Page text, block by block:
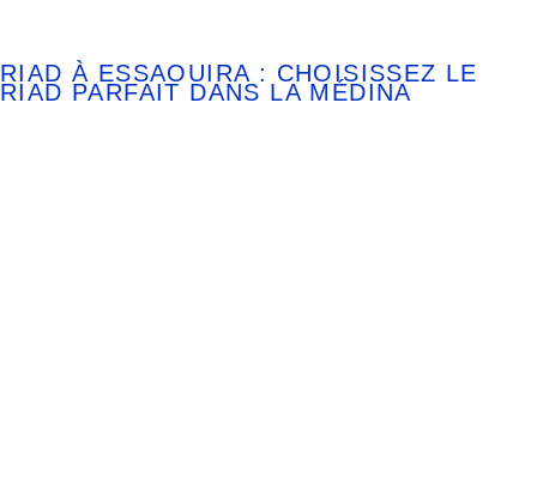
RIAD À ESSAOUIRA : CHOISISSEZ LE
RIAD PARFAIT DANS LA MÉDINA